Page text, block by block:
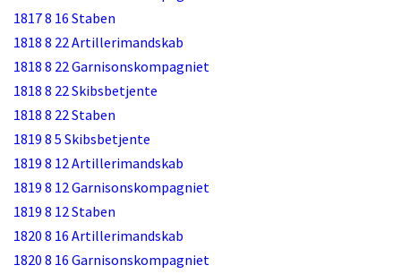
1817 8 16 Staben
1818 8 22 Artillerimandskab
1818 8 22 Garnisonskompagniet
1818 8 22 Skibsbetjente
1818 8 22 Staben
1819 8 5 Skibsbetjente
1819 8 12 Artillerimandskab
1819 8 12 Garnisonskompagniet
1819 8 12 Staben
1820 8 16 Artillerimandskab
1820 8 16 Garnisonskompagniet